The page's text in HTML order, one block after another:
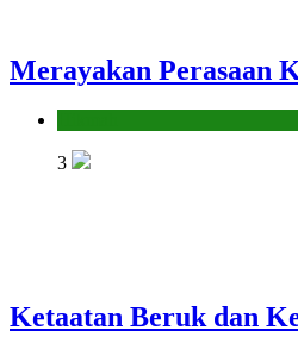
Merayakan Perasaan
3
Ketaatan Beruk dan